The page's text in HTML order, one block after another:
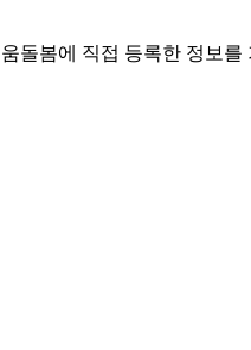
돌봄에 직접 등록한 정보를